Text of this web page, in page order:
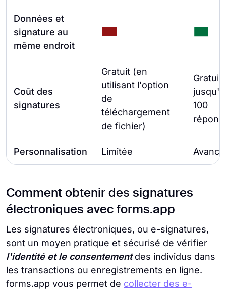
Données et
signature au
même endroit
Coût des
signatures
Gratuit (en
utilisant l'option
de
téléchargement
de fichier)
Gratuit
jusqu'à
100
Personnalisation Limitée
Comment obtenir des signatures
électroniques avec forms.app
Les signatures électroniques, ou e-signatures,
sont un moyen pratique et sécurisé de vérifier
l'identité et le consentementdes individus dans
les transactions ou enregistrements en ligne.
forms.app vous permet de collecter des e-